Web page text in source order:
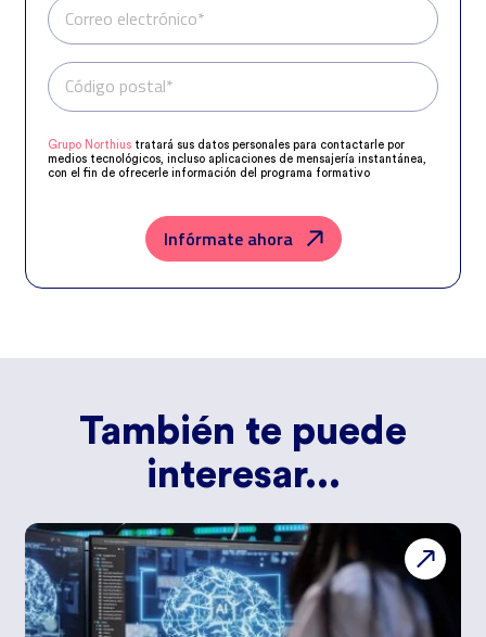
Correo electrónico*
Teléfono*
Código postal*
Grupo Northius tratará sus datos personales para contactarle por
medios tecnológicos, incluso aplicaciones de mensajería instantánea,
con el fin de ofrecerle información del programa formativo
correspondiente. Compartiremos su solicitud con las empresas que
Grupo Northius
, con el objeto de que estas puedan
hacerle llegar la mejor oferta de productos y servicios de acuerdo a su
petición. Quedan reconocidos los derechos de acceso, rectificación,
Privacidad.
Infórmate ahora
También te puede
interesar...